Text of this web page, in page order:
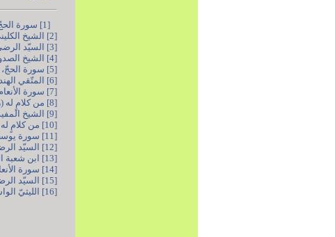
[1] سورة الحجّ، الآية 46.
[2] الشيخ الكلينيّ، الكافي، ج1، ص98.
[3] السيّد الرضيّ، نهج البلاغة، ص213، الخطبة 153.
[4] الشيخ الصدوق، الخصال، ص295.
[5] سورة الحجّ، الآية 46.
[6] المتّقي الهنديّ، كنز العمّال، ج1، ص243.
[7] سورة الأنعام، الآية 116.
[8] من كلامٍ له (رضوان الله عليه) في يوم الجريح، بتاريخ 08/03/2022م.
[9] الشيخ المفيد، الأمالي، ص5.
[10] من كلامٍ له (قُدِّس سرُّه)، بتاريخ 26/10/2010م.
[11] سورة يوسف، الآية 108.
[12] السيّد الرضيّ، نهج البلاغة، ص319، الخطبة 201.
[13] ابن شعبة الحرانيّ، تحف العقول، ص410.
[14] سورة الأنعام، الآية 104.
[15] السيّد الرضيّ، نهج البلاغة، ص160، الخطبة 109.
[16] الليثيّ الواسطيّ، عيون الحكم والمواعظ، ص404.